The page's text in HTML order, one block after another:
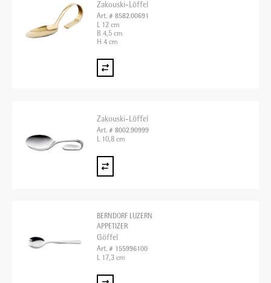
Zakouski-Löffel
Art. # 8582.00691
L 12 cm
B 4,5 cm
H 4 cm
Zakouski-Löffel
Art. # 8002.90999
L 10,8 cm
BERNDORF LUZERN
APPETIZER
Göffel
Art. # 155996100
L 17,3 cm